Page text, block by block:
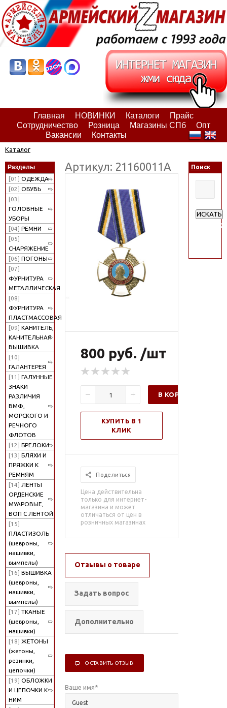
Главная НОВИНКИ Каталоги
Прайс
Сотрудничество
Розница Магазины СПб
Опт
Вакансии
Контакты
Каталог
Разделы
[01] ОДЕЖДА
[02] ОБУВЬ
[03]
ГОЛОВНЫЕ
УБОРЫ
[04] РЕМНИ
[05]
СНАРЯЖЕНИЕ
[06] ПОГОНЫ
[07]
ФУРНИТУРА
МЕТАЛЛИЧЕСКАЯ
[08]
ФУРНИТУРА
ПЛАСТМАССОВАЯ
[09] КАНИТЕЛЬ,
КАНИТЕЛЬНАЯ
ВЫШИВКА
[10]
ГАЛАНТЕРЕЯ
[11] ГАЛУННЫЕ
ЗНАКИ
РАЗЛИЧИЯ
ВМФ,
МОРСКОГО И
РЕЧНОГО
ФЛОТОВ
[12] БРЕЛОКИ
[13] БЛЯХИ И
ПРЯЖКИ К
РЕМНЯМ
[14] ЛЕНТЫ
ОРДЕНСКИЕ
МУАРОВЫЕ,
ВОП С ЛЕНТОЙ
[15]
ПЛАСТИЗОЛЬ
(шевроны,
нашивки,
вымпелы)
[16] ВЫШИВКА
(шевроны,
нашивки,
вымпелы)
[17] ТКАНЫЕ
(шевроны,
нашивки)
[18] ЖЕТОНЫ
(жетоны,
резинки,
цепочки)
[19] ОБЛОЖКИ
И ЦЕПОЧКИ К
НИМ
Артикул: 21160011А
800 руб. /шт
В КОРЗИНУ
КУПИТЬ В 1
КЛИК
Поделиться
Цена действительна
только для интернет-
магазина и может
отличаться от цен в
розничных магазинах
Отзывы о товаре
Задать вопрос
Дополнительно
ОСТАВИТЬ ОТЗЫВ
Ваше имя*
Поиск
ИСКАТЬ